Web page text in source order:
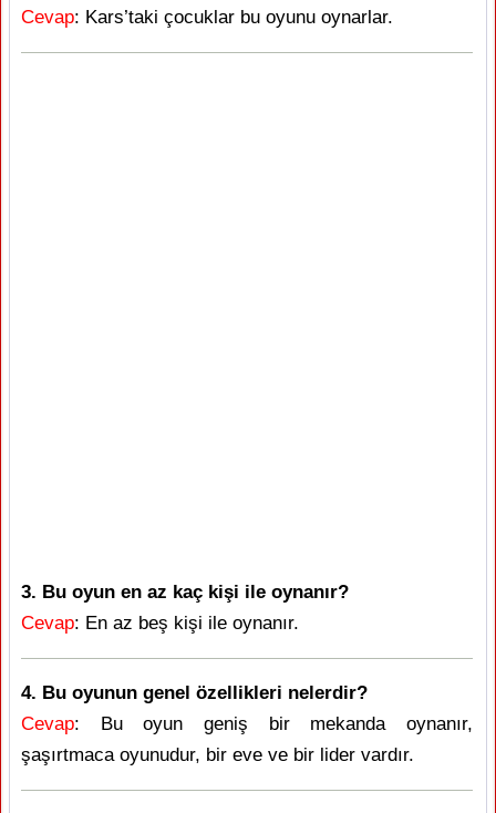
Cevap: Kars’taki çocuklar bu oyunu oynarlar.
3. Bu oyun en az kaç kişi ile oynanır?
Cevap: En az beş kişi ile oynanır.
4. Bu oyunun genel özellikleri nelerdir?
Cevap: Bu oyun geniş bir mekanda oynanır,
şaşırtmaca oyunudur, bir eve ve bir lider vardır.